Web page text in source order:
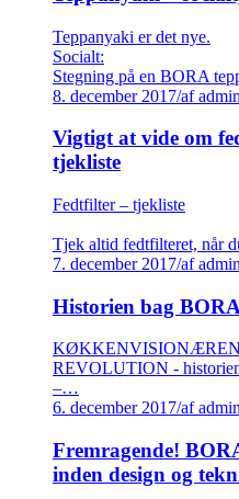
Teppanyaki er det nye.
Socialt:
Stegning på en BORA
8. december 2017/af admin
Vigtigt at vide om
tjekliste
Fedtfilter – tjekliste
Tjek altid fedtfilteret, når
7. december 2017/af admin
Historien bag
REVOLUTION -
–…
6. december 2017/af
Fremragende!
inden design og